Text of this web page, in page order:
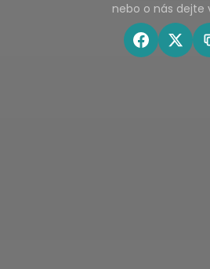
nebo o nás dejte